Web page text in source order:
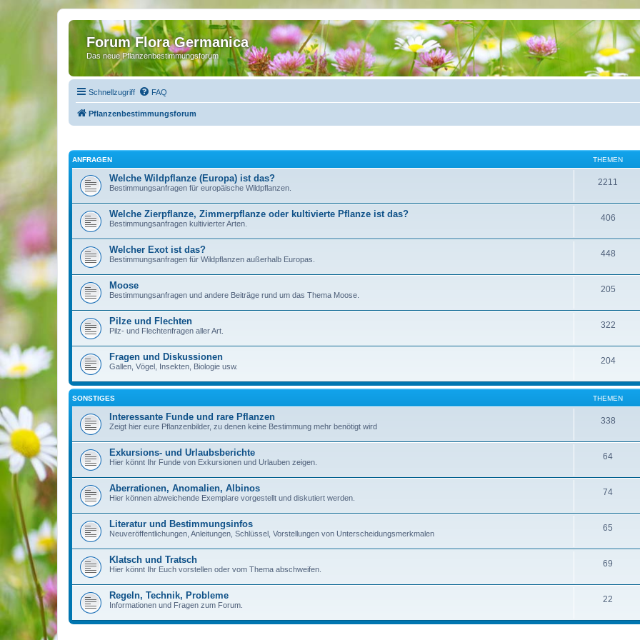
Forum Flora Germanica
Das neue Pflanzenbestimmungsforum
Schnellzugriff FAQ
Pflanzenbestimmungsforum
ANFRAGEN THEMEN
Welche Wildpflanze (Europa) ist das?
Bestimmungsanfragen für europäische Wildpflanzen.
2211
Welche Zierpflanze, Zimmerpflanze oder kultivierte Pflanze ist das?
Bestimmungsanfragen kultivierter Arten.
406
Welcher Exot ist das?
Bestimmungsanfragen für Wildpflanzen außerhalb Europas.
448
Moose
Bestimmungsanfragen und andere Beiträge rund um das Thema Moose.
205
Pilze und Flechten
Pilz- und Flechtenfragen aller Art.
322
Fragen und Diskussionen
Gallen, Vögel, Insekten, Biologie usw.
204
SONSTIGES THEMEN
Interessante Funde und rare Pflanzen
Zeigt hier eure Pflanzenbilder, zu denen keine Bestimmung mehr benötigt wird
338
Exkursions- und Urlaubsberichte
Hier könnt Ihr Funde von Exkursionen und Urlauben zeigen.
64
Aberrationen, Anomalien, Albinos
Hier können abweichende Exemplare vorgestellt und diskutiert werden.
74
Literatur und Bestimmungsinfos
Neuveröffentlichungen, Anleitungen, Schlüssel, Vorstellungen von Unterscheidungsmerkmalen
65
Klatsch und Tratsch
Hier könnt Ihr Euch vorstellen oder vom Thema abschweifen.
69
Regeln, Technik, Probleme
Informationen und Fragen zum Forum.
22